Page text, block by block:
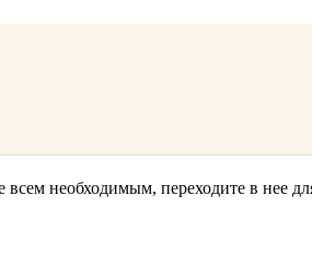
необходимым, переходите в нее